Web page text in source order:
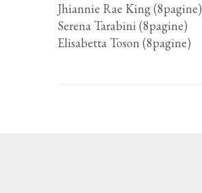
Jhiannie Rae King (8pagine)
Serena Tarabini (8pagine)
Elisabetta Toson (8pagine)